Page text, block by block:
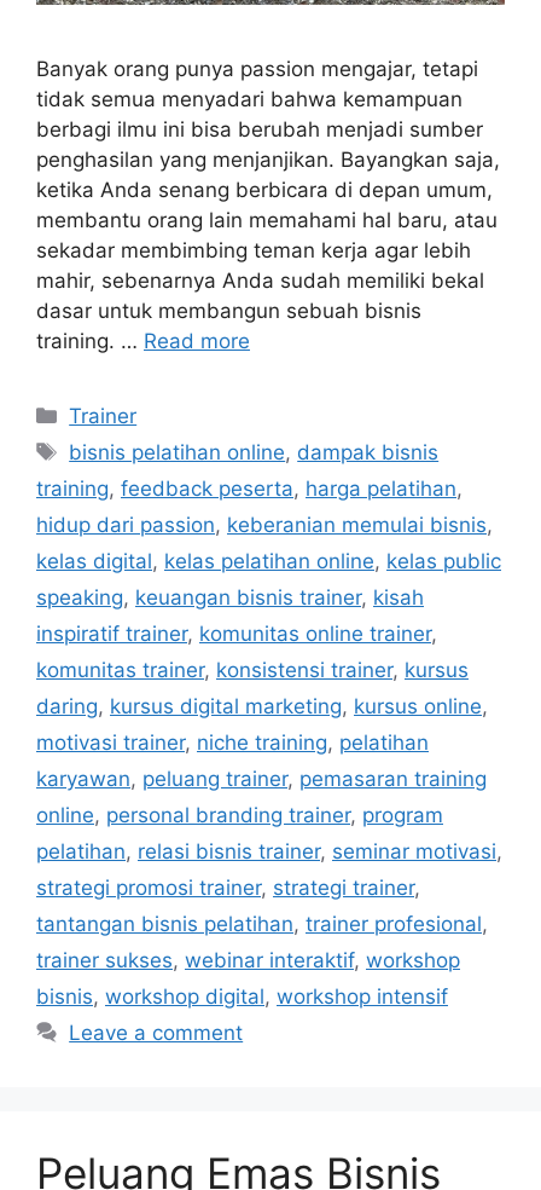
Banyak orang punya passion mengajar, tetapi
tidak semua menyadari bahwa kemampuan
berbagi ilmu ini bisa berubah menjadi sumber
penghasilan yang menjanjikan. Bayangkan saja,
ketika Anda senang berbicara di depan umum,
membantu orang lain memahami hal baru, atau
sekadar membimbing teman kerja agar lebih
mahir, sebenarnya Anda sudah memiliki bekal
dasar untuk membangun sebuah bisnis
training. … Read more
Trainer
bisnis pelatihan online, dampak bisnis
training, feedback peserta, harga pelatihan,
hidup dari passion, keberanian memulai bisnis,
kelas digital, kelas pelatihan online, kelas public
speaking, keuangan bisnis trainer, kisah
inspiratif trainer, komunitas online trainer,
komunitas trainer, konsistensi trainer, kursus
daring, kursus digital marketing, kursus online,
motivasi trainer, niche training, pelatihan
karyawan, peluang trainer, pemasaran training
online, personal branding trainer, program
pelatihan, relasi bisnis trainer, seminar motivasi,
strategi promosi trainer, strategi trainer,
tantangan bisnis pelatihan, trainer profesional,
trainer sukses, webinar interaktif, workshop
bisnis, workshop digital, workshop intensif
Leave a comment
Peluang Emas Bisnis